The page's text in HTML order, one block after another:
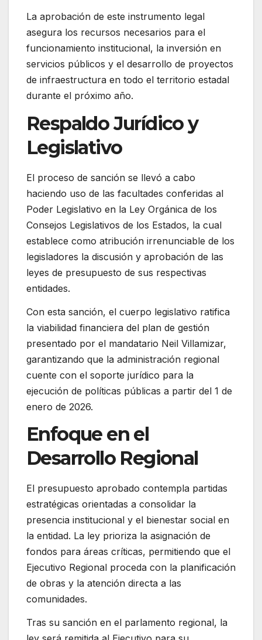
La aprobación de este instrumento legal
asegura los recursos necesarios para el
funcionamiento institucional, la inversión en
servicios públicos y el desarrollo de proyectos
de infraestructura en todo el territorio estadal
durante el próximo año.
Respaldo Jurídico y
Legislativo
El proceso de sanción se llevó a cabo
haciendo uso de las facultades conferidas al
Poder Legislativo en la Ley Orgánica de los
Consejos Legislativos de los Estados, la cual
establece como atribución irrenunciable de los
legisladores la discusión y aprobación de las
leyes de presupuesto de sus respectivas
entidades.
Con esta sanción, el cuerpo legislativo ratifica
la viabilidad financiera del plan de gestión
presentado por el mandatario Neil Villamizar,
garantizando que la administración regional
cuente con el soporte jurídico para la
ejecución de políticas públicas a partir del 1 de
enero de 2026.
Enfoque en el
Desarrollo Regional
El presupuesto aprobado contempla partidas
estratégicas orientadas a consolidar la
presencia institucional y el bienestar social en
la entidad. La ley prioriza la asignación de
fondos para áreas críticas, permitiendo que el
Ejecutivo Regional proceda con la planificación
de obras y la atención directa a las
comunidades.
Tras su sanción en el parlamento regional, la